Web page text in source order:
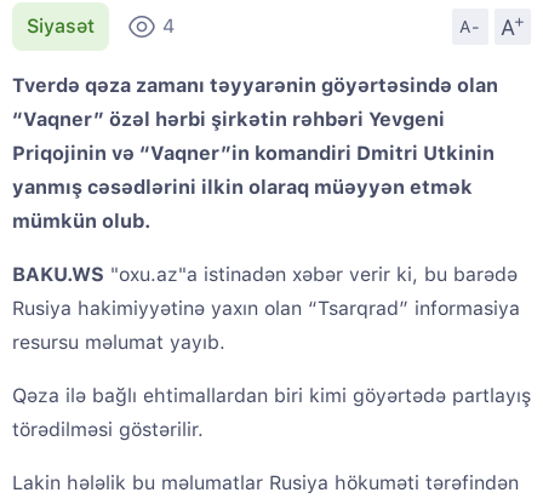
Siyasət 4 A- A
+
Tverdə qəza zamanı təyyarənin göyərtəsində olan
“Vaqner” özəl hərbi şirkətin rəhbəri Yevgeni
Priqojinin və “Vaqner”in komandiri Dmitri Utkinin
yanmış cəsədlərini ilkin olaraq müəyyən etmək
mümkün olub.
BAKU.WS "oxu.az"a istinadən xəbər verir ki, bu barədə
Rusiya hakimiyyətinə yaxın olan “Tsarqrad” informasiya
resursu məlumat yayıb.
Qəza ilə bağlı ehtimallardan biri kimi göyərtədə partlayış
törədilməsi göstərilir.
Lakin hələlik bu məlumatlar Rusiya hökuməti tərəfindən